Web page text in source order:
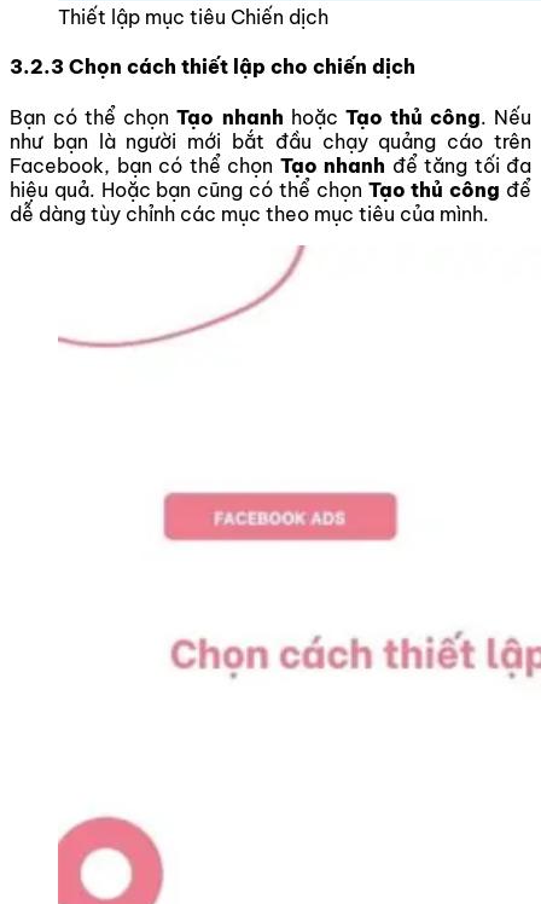
Thiết lập mục tiêu Chiến dịch
3.2.3 Chọn cách thiết lập cho chiến dịch
Bạn có thể chọnTạo nhanh hoặc Tạo thủ công. Nếu
như bạn là người mới bắt đầu chạy quảng cáo trên
Facebook, bạn có thể chọn Tạo nhanh để tăng tối đa
hiệu quả. Hoặc bạn cũng có thể chọn Tạo thủ công để
dễ dàng tùy chỉnh các mục theo mục tiêu của mình.